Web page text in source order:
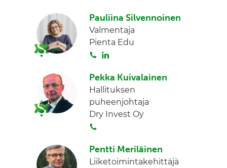
n
i
t
a
n
k
e
n
Pauliina Silvennoinen
Valmentaja
Pienta Edu
S
i
t
a
n
k
e
d
Pekka Kuivalainen
Hallituksen
puheenjohtaja
Dry Invest Oy
i
t
Pentti Meriläinen
Liiketoimintakehittäjä